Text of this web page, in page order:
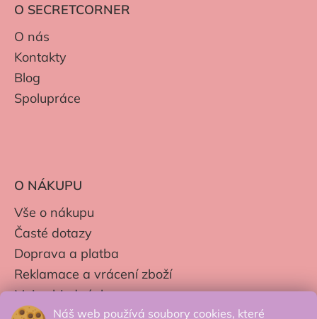
Náš web používá soubory cookies, které
O SECRETCORNER
O nás
Kontakty
Blog
Spolupráce
O NÁKUPU
Vše o nákupu
Časté dotazy
Doprava a platba
Reklamace a vrácení zboží
Moje objednávky
Obchodní podmínky